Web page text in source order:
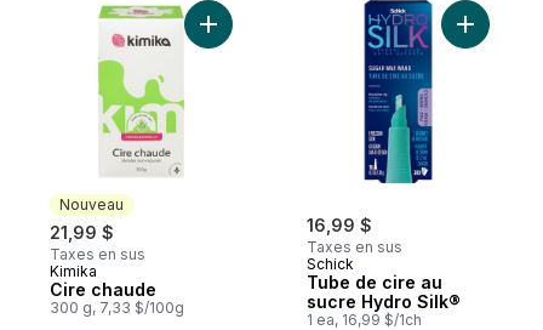
Nouveau
21,99 $
Taxes en sus
Nouveau
Kimika
Cire chaude
300 g, 7,33 $/100g
Ajouter Cire chaude au panier
16,99 $
Taxes en sus
Schick
Tube de cire au
sucre Hydro Silk®
1 ea, 16,99 $/1ch
Ajouter